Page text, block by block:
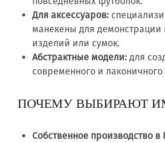
Для аксессуаров:
манекены для
изделий или сумок.
Абстрактные модели: для
современного и
ПОЧЕМУ ВЫБИРАЮТ
Собственное производство в